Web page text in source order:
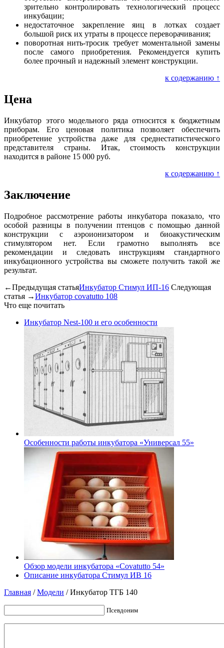
зрительно контролировать технологический процесс
инкубации;
недостаточное закрепление яиц в лотках создает
большой риск их утраты в процессе переворачивания;
поворотная нить-тросик требует моментальной замены
после самого приобретения. Рекомендуется купить
более прочный и надежный элемент конструкции.
к содержанию ↑
Цена
Инкубатор этого модельного ряда относится к бюджетным
приборам. Его ценовая политика позволяет обеспечить
приобретение устройства даже для среднестатистического
представителя страны. Итак, стоимость конструкции
находится в районе 15 000 руб.
к содержанию ↑
Заключение
Подробное рассмотрение работы инкубатора показало, что
особой разницы в получении птенцов с помощью данной
конструкции с аэроионизатором и биоакустическим
стимулятором нет. Если грамотно выполнять все
рекомендации и следовать инструкциям стандартного
инкубационного устройства вы сможете получить такой же
результат.
←Предыдущая статьяИнкубатор Стимул ИП-16 Следующая
статья →Инкубатор covatutto 108
Что еще почитать
Инкубатор Nest-100 и его особенности
Особенности работы инкубатора «Универсал 55»
Обзор модели инкубатора «Covatutto 54»
Описание инкубатора Стимул ИВ 16
Главная /Модели /Инкубатор ТГБ 140
Псевдоним